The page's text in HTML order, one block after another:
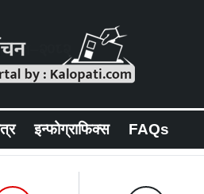
इन्फोग्राफिक्स FAQs